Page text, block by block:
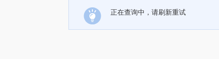
正在查询中，请刷新重试